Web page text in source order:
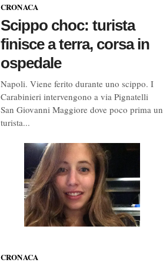
CRONACA
Scippo choc: turista
finisce a terra, corsa in
ospedale
Napoli. Viene ferito durante uno scippo. I
Carabinieri intervengono a via Pignatelli
San Giovanni Maggiore dove poco prima un
turista...
CRONACA